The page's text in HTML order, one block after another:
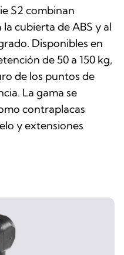
S2 combinan
cubierta de ABS y al
Disponibles en
de 50 a 150 kg,
de los puntos de
La gama se
contraplacas
y extensiones